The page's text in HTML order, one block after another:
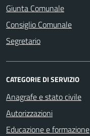
Giunta Comunale
Consiglio Comunale
Segretario
CATEGORIE DI SERVIZIO
Anagrafe e stato civile
Autorizzazioni
Educazione e formazione